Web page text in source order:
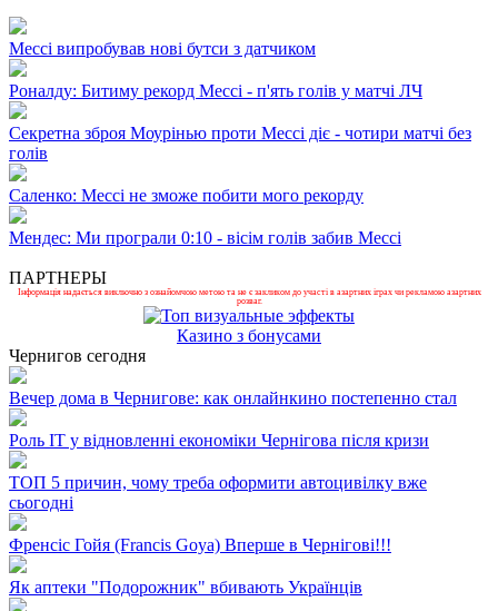
Мессі випробував нові бутси з датчиком
Роналду: Битиму рекорд Мессі - п'ять голів у матчі ЛЧ
Секретна зброя Моурінью проти Мессі діє - чотири матчі без
голів
Саленко: Мессі не зможе побити мого рекорду
Мендес: Ми програли 0:10 - вісім голів забив Мессі
ПАРТНЕРЫ
Інформація надається виключно з ознайомчою метою та не є закликом до участі в азартних іграх чи рекламою азартних
розваг.
Казино з бонусами
Чернигов сегодня
Вечер дома в Чернигове: как онлайнкино постепенно стал
Роль ІТ у відновленні економіки Чернігова після кризи
ТОП 5 причин, чому треба оформити автоцивілку вже
сьогодні
Френсіс Гойя (Francis Goya) Вперше в Чернігові!!!
Як аптеки "Подорожник" вбивають Українців